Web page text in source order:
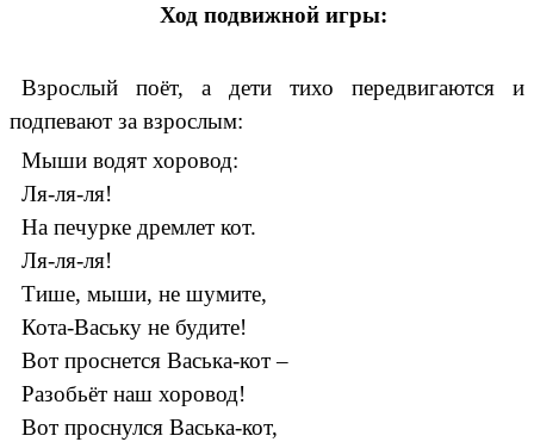
Ход подвижной игры:
Взрослый поёт, а дети тихо передвигаются и
подпевают за взрослым:
Мыши водят хоровод:
Ля-ля-ля!
На печурке дремлет кот.
Ля-ля-ля!
Тише, мыши, не шумите,
Кота-Ваську не будите!
Вот проснется Васька-кот –
Разобьёт наш хоровод!
Вот проснулся Васька-кот,